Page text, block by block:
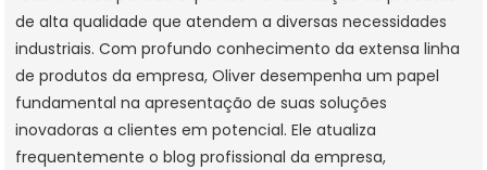
de alta qualidade que atendem a diversas necessidades
industriais. Com profundo conhecimento da extensa linha
de produtos da empresa, Oliver desempenha um papel
fundamental na apresentação de suas soluções
inovadoras a clientes em potencial. Ele atualiza
frequentemente o blog profissional da empresa,